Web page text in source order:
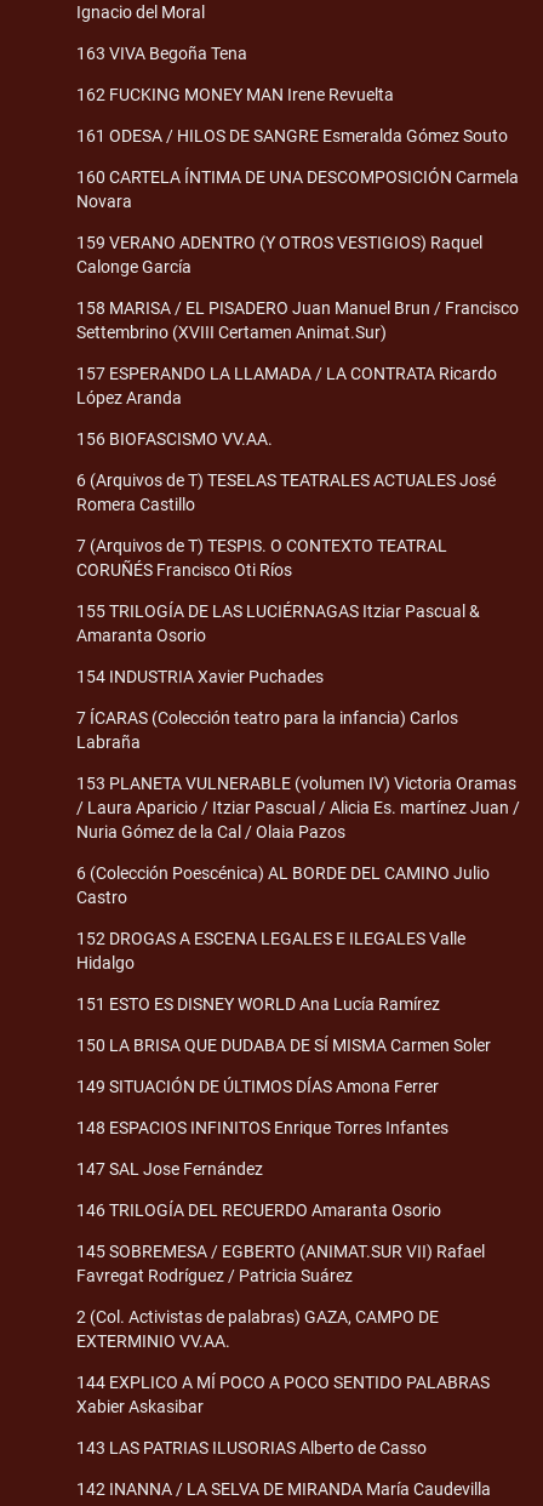
Ignacio del Moral
163 VIVA Begoña Tena
162 FUCKING MONEY MAN Irene Revuelta
161 ODESA / HILOS DE SANGRE Esmeralda Gómez Souto
160 CARTELA ÍNTIMA DE UNA DESCOMPOSICIÓN Carmela
Novara
159 VERANO ADENTRO (Y OTROS VESTIGIOS) Raquel
Calonge García
158 MARISA / EL PISADERO Juan Manuel Brun / Francisco
Settembrino (XVIII Certamen Animat.Sur)
157 ESPERANDO LA LLAMADA / LA CONTRATA Ricardo
López Aranda
156 BIOFASCISMO VV.AA.
6 (Arquivos de T) TESELAS TEATRALES ACTUALES José
Romera Castillo
7 (Arquivos de T) TESPIS. O CONTEXTO TEATRAL
CORUÑÉS Francisco Oti Ríos
155 TRILOGÍA DE LAS LUCIÉRNAGAS Itziar Pascual &
Amaranta Osorio
154 INDUSTRIA Xavier Puchades
7 ÍCARAS (Colección teatro para la infancia) Carlos
Labraña
153 PLANETA VULNERABLE (volumen IV) Victoria Oramas
/ Laura Aparicio / Itziar Pascual / Alicia Es. martínez Juan /
Nuria Gómez de la Cal / Olaia Pazos
6 (Colección Poescénica) AL BORDE DEL CAMINO Julio
Castro
152 DROGAS A ESCENA LEGALES E ILEGALES Valle
Hidalgo
151 ESTO ES DISNEY WORLD Ana Lucía Ramírez
150 LA BRISA QUE DUDABA DE SÍ MISMA Carmen Soler
149 SITUACIÓN DE ÚLTIMOS DÍAS Amona Ferrer
148 ESPACIOS INFINITOS Enrique Torres Infantes
147 SAL Jose Fernández
146 TRILOGÍA DEL RECUERDO Amaranta Osorio
145 SOBREMESA / EGBERTO (ANIMAT.SUR VII) Rafael
Favregat Rodríguez / Patricia Suárez
2 (Col. Activistas de palabras) GAZA, CAMPO DE
EXTERMINIO VV.AA.
144 EXPLICO A MÍ POCO A POCO SENTIDO PALABRAS
Xabier Askasibar
143 LAS PATRIAS ILUSORIAS Alberto de Casso
142 INANNA / LA SELVA DE MIRANDA María Caudevilla